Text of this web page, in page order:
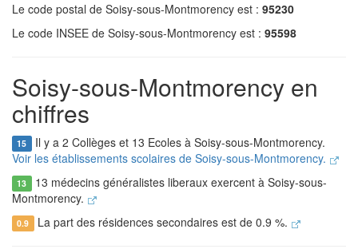
Le code postal de Soisy-sous-Montmorency est : 95230
Le code INSEE de Soisy-sous-Montmorency est : 95598
Soisy-sous-Montmorency en
chiffres
15 Il y a 2 Collèges et 13 Ecoles à Soisy-sous-Montmorency.
Voir les établissements scolaires de Soisy-sous-Montmorency.
13 13 médecins généralistes liberaux exercent à Soisy-sous-
Montmorency.
0.9 La part des résidences secondaires est de 0.9 %.